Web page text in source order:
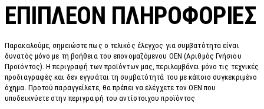
ΕΠΙΠΛΈΟΝ ΠΛΗΡΟΦΟΡΊΕΣ
Παρακαλούμε, σημειώστε πως ο τελικός έλεγχος για συμβατότητα είναι
δυνατός μόνο με τη βοήθεια του επονομαζόμενου OEN (Αριθμός Γνήσιου
Προϊόντος). Η περιγραφή των προϊόντων μας, περιλαμβάνει μόνο τις τεχνικές
προδιαγραφές και δεν εγγυάται τη συμβατότητά του με κάποιο συγκεκριμένο
όχημα. Προτού παραγγείλετε, θα πρέπει να ελέγχετε τον OEN που
υποδεικνύετε στην περιγραφή του αντίστοιχου προϊόντος